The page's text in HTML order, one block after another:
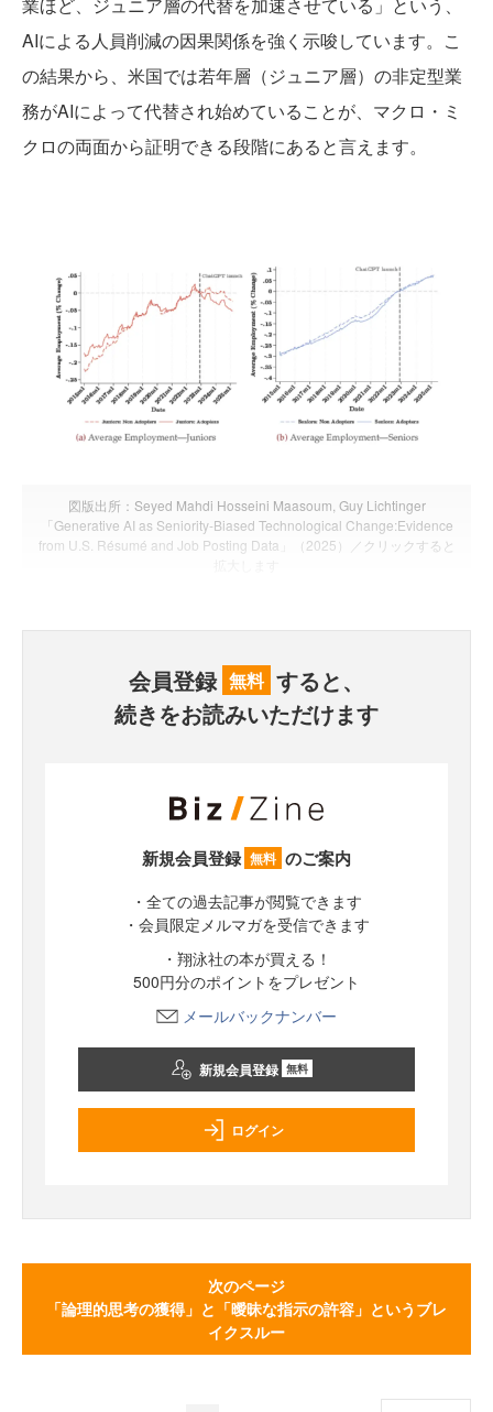
AIによる人員削減の因果関係を強く示唆しています。こ
の結果から、米国では若年層（ジュニア層）の非定型業
務がAIによって代替され始めていることが、マクロ・ミ
クロの両面から証明できる段階にあると言えます。
図版出所：Seyed Mahdi Hosseini Maasoum, Guy Lichtinger
「Generative AI as Seniority-Biased Technological Change:Evidence
from U.S. Résumé and Job Posting Data」（2025）／クリックすると
会員登録 無料 すると、
続きをお読みいただけます
新規会員登録 無料 のご案内
・全ての過去記事が閲覧できます
・会員限定メルマガを受信できます
・翔泳社の本が買える！
500円分のポイントをプレゼント
メールバックナンバー
新規会員登録 無料
ログイン
次のページ
「論理的思考の獲得」と「曖昧な指示の許容」というブレ
イクスルー